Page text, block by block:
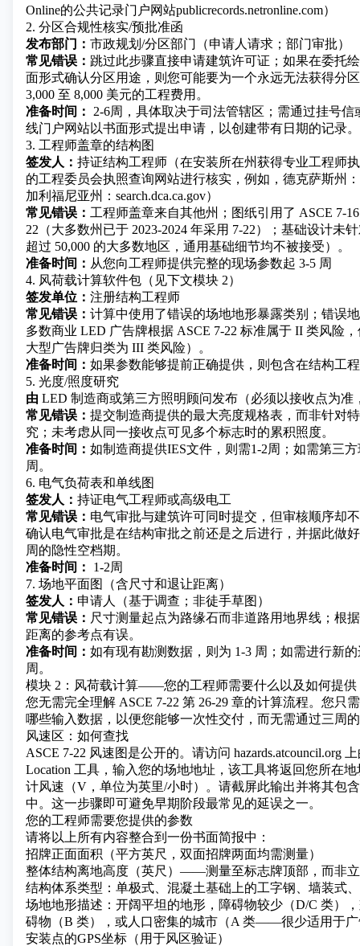
Online的公共记录门户网站publicrecords.netronline.com）
2. 分区合规性核实/预批准函
发布部门： 市政规划/分区部门（申请人请求；部门审批）
常见错误： 跳过此步骤直接申请建筑许可证；如果在委托
面形式确认分区用途，则您可能要为一个永远无法获得分
3,000 至 8,000 美元的工程费用。
准备时间：
2-6周，具体取决于司法管辖区；需通过挂号信
线门户网站以书面形式提出申请，以创建带有日期的记录。
3. 工程师盖章的结构图
签发人： 持证结构工程师（在安装所在州获得专业工程
的工程委员会执照查询网站进行核实，例如，德克萨斯州：
加利福尼亚州：search.dca.ca.gov）
常见错误： 工程师盖章来自其他州；图纸引用了 ASCE 7-
22（大多数州已于 2023-2024 年采用 7-22）；基础设计未
超过 50,000 的大多数地区，通用基础细节均不被接受）。
准备时间： 从您向工程师提供完整的现场参数起 3-5 周
4. 风荷载计算软件包（见下文模块 2）
签发单位： 注册结构工程师
常见错误： 计算中使用了错误的场地地形暴露类别；错误
多数商业 LED 广告牌根据 ASCE 7-22 标准属于 II 类风险
大型广告牌归类为 III 类风险）。
准备时间： 如果参数能够提前正确提供，则包含在结构工
5. 光度/照度研究
由 LED 制造商或第三方照明顾问发布（必须以接收点为准
常见错误： 提交制造商提供的最大亮度规格表，而非针对
究；未考虑从同一接收点可见多个标志时的累积照度。
准备时间： 如制造商提供IES文件，则需1-2周；如需第三
周。
6. 电气负荷表和单线图
签发人： 持证电气工程师或高级电工
常见错误： 电气审批与建筑许可同时提交，但审核顺序
确认电气审批是在结构审批之前还是之后进行，并据此做
周的隐性空档期。
准备时间：
1-2周
7. 场地平面图（含尺寸和退让距离）
签发人： 申请人（基于调查；非徒手草图）
常见错误： 尺寸测量起点为路缘石而非道路用地界线；根
距离的参考点有误。
准备时间： 如有现有勘测数据，则为 1-3 周；如需进行新
周。
模块 2：风荷载计算——您的工程师需要什么以及如何提供
您无需完全理解 ASCE 7-22 第 26-29 章的计算流程。您只
哪些输入数据，以便您能够一次性交付，而无需通过三周
风速区：如何查找
ASCE 7-22 风速图是公开的。请访问 hazards.atcouncil.org
Location 工具，输入您的场地地址，该工具将返回您所在
计风速（V，单位为英里/小时）。请截屏此输出并将其包
中。这一步骤即可避免早期阶段最常见的延误之一。
您的工程师需要您提供的参数
请将以上所有内容整合到一份书面简报中：
招牌正面面积（平方英尺，双面招牌两面均需测量）
整体结构离地高度（英尺）——测量至标志牌顶部，而非
结构体系类型：单极式、混凝土基础上的工字钢、墙装式
场地地形描述：开阔平坦的地形，障碍物较少（D/C 类）
碍物（B 类），或人口密集的城市（A 类——很少适用于
安装点的GPS坐标（用于风区验证）